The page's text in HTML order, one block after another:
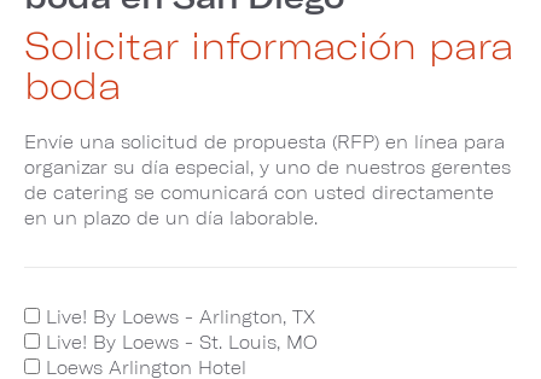
Solicitar información para
boda
Envíe una solicitud de propuesta (RFP) en línea para
organizar su día especial, y uno de nuestros gerentes
de catering se comunicará con usted directamente
en un plazo de un día laborable.
Live! By Loews - Arlington, TX
Live! By Loews - St. Louis, MO
Loews Arlington Hotel